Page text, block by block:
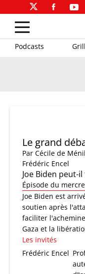
Podcasts
Le grand
Par Cécile de
Frédéric Encel
Joe Biden peut-
Épisode du
Joe Biden est
soutien après
faciliter
Gaza et la
Les invités
Frédéric Encel